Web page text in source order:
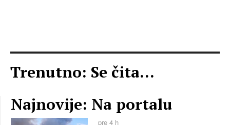
Trenutno: Se čita...
Najnovije: Na portalu
pre 4 h